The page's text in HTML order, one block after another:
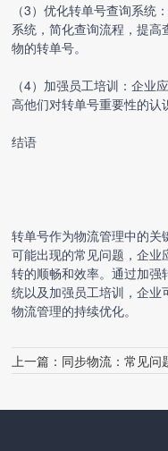
（3）优化转单号查询系统
系统，简化查询流程，提
物的转单号。
（4）加强员工培训：企业
高他们对转单号重要性的认
结语
转单号作为物流管理中的
可能出现的常见问题，企
转的顺畅和效率。通过加
统以及加强员工培训，企
物流管理的持续优化。
上一篇： 同步物流：常见问题与解